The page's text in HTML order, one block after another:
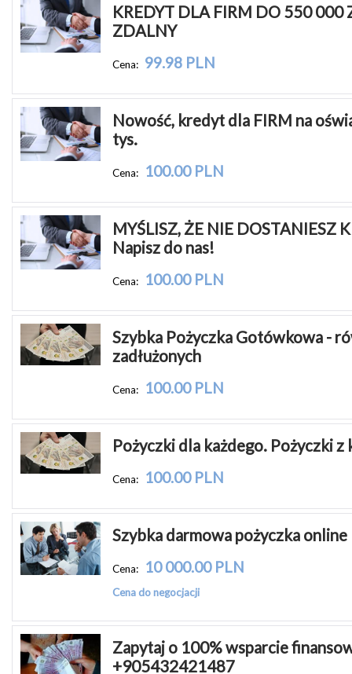
KREDYT DLA FIRM DO 550 000
ZDALNY
Cena: 99.98 PLN
Nowość, kredyt dla FIRM na
tys.
Cena: 100.00 PLN
MYŚLISZ, ŻE NIE DOSTANIESZ
Napisz do nas!
Cena: 100.00 PLN
Szybka Pożyczka Gotówkowa -
zadłużonych
Cena: 100.00 PLN
Pożyczki dla każdego. Pożyczki z
Cena: 100.00 PLN
Szybka darmowa pożyczka online
Cena: 10 000.00 PLN
Cena do negocjacji
Zapytaj o 100% wsparcie
+905432421487